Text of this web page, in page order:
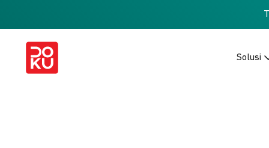
Solusi